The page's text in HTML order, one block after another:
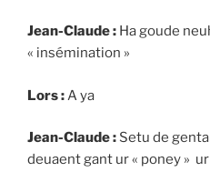
Jean-Claude : Ha goude
« insémination »
Lors :A ya
Jean-Claude : Setu de
deuaent gant ur « poney »